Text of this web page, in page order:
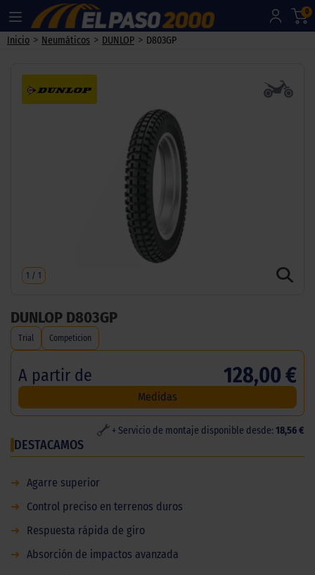
0
Inicio > Neumáticos > DUNLOP > D803GP
1 / 1
DUNLOP D803GP
Trial Competicion
A partir de 128,00 €
Medidas
+ Servicio de montaje disponible desde: 18,56 €
DESTACAMOS
➜ Agarre superior
➜
Control preciso en terrenos duros
➜
Respuesta rápida de giro
➜ Absorción de impactos avanzada